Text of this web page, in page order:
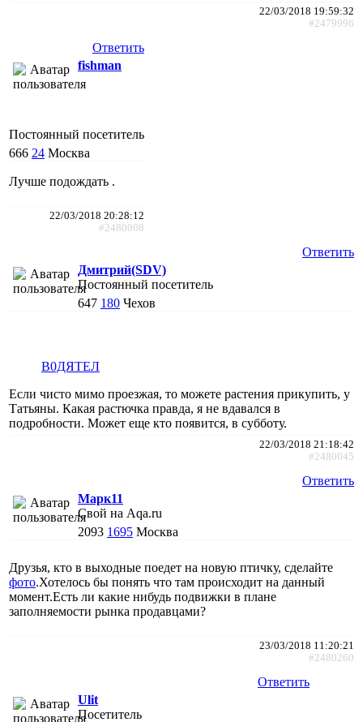
22/03/2018 19:59:32
#2479996
Ответить
fishman
Постоянный посетитель
666 24 Москва
Лучше подождать .
22/03/2018 20:28:12
#2480008
Ответить
Дмитрий(SDV)
Постоянный посетитель
647 180 Чехов
В0ДЯТЕЛ
Если чисто мимо проезжая, то можете растения прикупить, у
Татьяны. Какая растючка правда, я не вдавался в
подробности. Может еще кто появится, в субботу.
22/03/2018 21:18:42
#2480045
Ответить
Марк11
Свой на Aqa.ru
2093 1695 Москва
Друзья, кто в выходные поедет на новую птичку, сделайте
фото.Хотелось бы понять что там происходит на данный
момент.Есть ли какие нибудь подвижки в плане
заполняемости рынка продавцами?
23/03/2018 11:20:21
#2480260
Ответить
Ulit
Посетитель